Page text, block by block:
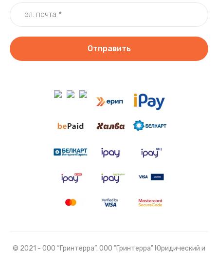
Отправить
© 2021 - ООО “Гринтерра”. ООО "Гринтерра" Юридический и